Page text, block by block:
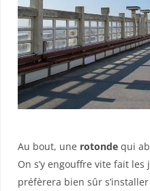
Au bout, une rotonde qui
On s’y engouffre vite fait les
préfèrera bien sûr